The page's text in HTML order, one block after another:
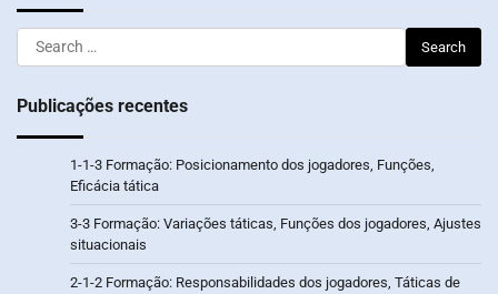
Search
for:
Publicações recentes
1-1-3 Formação: Posicionamento dos jogadores, Funções,
Eficácia tática
3-3 Formação: Variações táticas, Funções dos jogadores, Ajustes
situacionais
2-1-2 Formação: Responsabilidades dos jogadores, Táticas de